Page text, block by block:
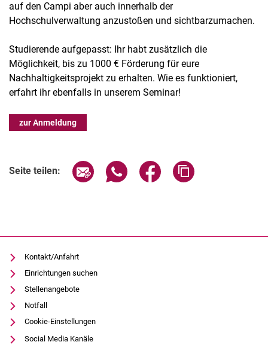
auf den Campi aber auch innerhalb der
Hochschulverwaltung anzustoßen und sichtbarzumachen.
Studierende aufgepasst: Ihr habt zusätzlich die
Möglichkeit, bis zu 1000 € Förderung für eure
Nachhaltigkeitsprojekt zu erhalten. Wie es funktioniert,
erfahrt ihr ebenfalls in unserem Seminar!
zur Anmeldung
Seite teilen: Seite über E-Mail teilen
Seite über WhatsApp teilen
Seite über Facebook
Kontakt/Anfahrt
Einrichtungen suchen
Stellenangebote
Notfall
Cookie-Einstellungen
Social Media Kanäle